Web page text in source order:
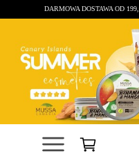
DARMOWA DOSTAWA OD